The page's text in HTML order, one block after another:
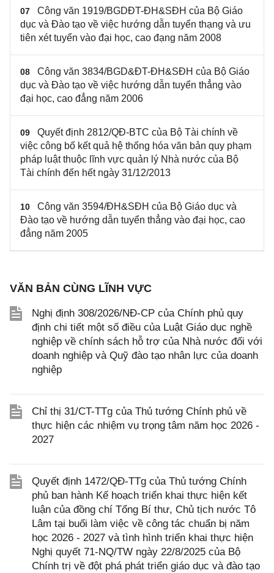
07
Công văn 1919/BGDĐT-ĐH&SĐH của Bộ Giáo
dục và Đào tạo về việc hướng dẫn tuyển thạng và ưu
tiên xét tuyển vào đại học, cao đạng năm 2008
08
Công văn 3834/BGD&ĐT-ĐH&SĐH của Bộ Giáo
dục và Đào tạo về việc hướng dẫn tuyển thẳng vào
đại học, cao đẳng năm 2006
09
Quyết định 2812/QĐ-BTC của Bộ Tài chính về
việc công bố kết quả hệ thống hóa văn bản quy phạm
pháp luật thuộc lĩnh vực quản lý Nhà nước của Bộ
Tài chính đến hết ngày 31/12/2013
10
Công văn 3594/ĐH&SĐH của Bộ Giáo dục và
Đào tạo về hướng dẫn tuyển thẳng vào đại học, cao
đẳng năm 2005
VĂN BẢN CÙNG LĨNH VỰC
Nghị định 308/2026/NĐ-CP của Chính phủ quy
định chi tiết một số điều của Luật Giáo dục nghề
nghiệp về chính sách hỗ trợ của Nhà nước đối với
doanh nghiệp và Quỹ đào tạo nhân lực của doanh
nghiệp
Chỉ thị 31/CT-TTg của Thủ tướng Chính phủ về
thực hiện các nhiệm vụ trọng tâm năm học 2026 -
2027
Quyết định 1472/QĐ-TTg của Thủ tướng Chính
phủ ban hành Kế hoạch triển khai thực hiện kết
luận của đồng chí Tổng Bí thư, Chủ tịch nước Tô
Lâm tại buổi làm việc về công tác chuẩn bị năm
học 2026 - 2027 và tình hình triển khai thực hiện
Nghị quyết 71-NQ/TW ngày 22/8/2025 của Bộ
Chính trị về đột phá phát triển giáo dục và đào tạo